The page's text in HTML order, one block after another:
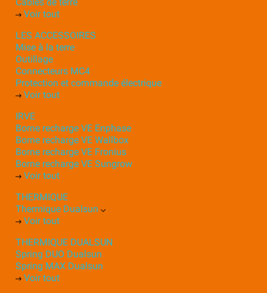
Voir tout
LES ACCESSOIRES
Mise à la terre
Outillage
Connecteurs MC4
Protection et commande électrique
Voir tout
IRVE
Borne recharge VE Enphase
Borne recharge VE Wallbox
Borne recharge VE Fronius
Borne recharge VE Sungrow
Voir tout
THERMIQUE
Thermique Dualsun
Voir tout
THERMIQUE DUALSUN
Spring DUO Dualsun
Spring MAX Dualsun
Voir tout